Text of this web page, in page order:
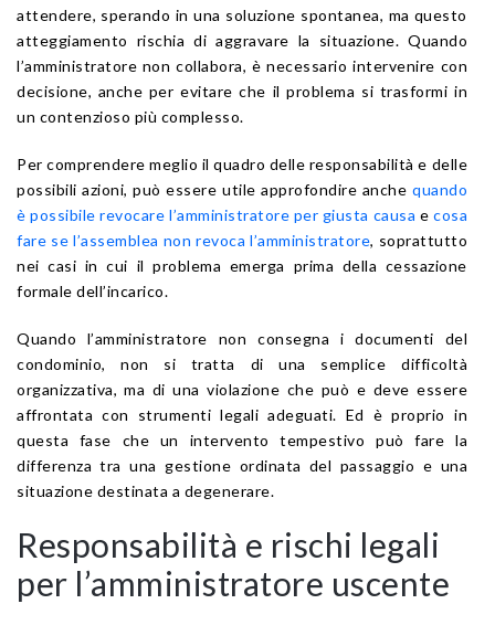
attendere, sperando in una soluzione spontanea, ma questo
atteggiamento rischia di aggravare la situazione. Quando
l’amministratore non collabora, è necessario intervenire con
decisione, anche per evitare che il problema si trasformi in
un contenzioso più complesso.
Per comprendere meglio il quadro delle responsabilità e delle
possibili azioni, può essere utile approfondire anche quando
è possibile revocare l’amministratore per giusta causa e cosa
fare se l’assemblea non revoca l’amministratore, soprattutto
nei casi in cui il problema emerga prima della cessazione
formale dell’incarico.
Quando l’amministratore non consegna i documenti del
condominio, non si tratta di una semplice difficoltà
organizzativa, ma di una violazione che può e deve essere
affrontata con strumenti legali adeguati. Ed è proprio in
questa fase che un intervento tempestivo può fare la
differenza tra una gestione ordinata del passaggio e una
situazione destinata a degenerare.
Responsabilità e rischi legali
per l’amministratore uscente